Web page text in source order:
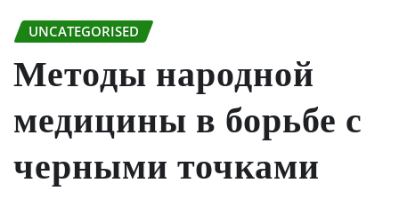
UNCATEGORISED
Методы народной
медицины в борьбе с
черными точками